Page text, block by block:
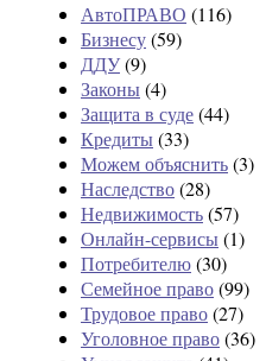
АвтоПРАВО (116)
Бизнесу(59)
ДДУ(9)
Законы(4)
Защита в суде(44)
Кредиты(33)
Можем объяснить(3)
Наследство(28)
Недвижимость(57)
Онлайн-сервисы(1)
Потребителю(30)
Семейное право(99)
Трудовое право(27)
Уголовное право(36)